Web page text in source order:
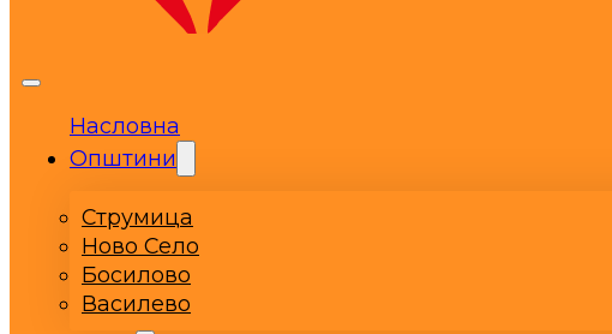
Насловна
Општини
Струмица
Ново Село
Босилово
Василево